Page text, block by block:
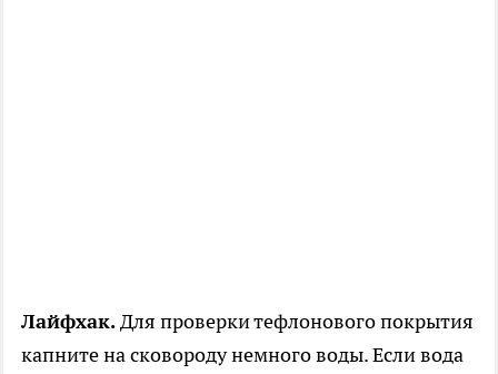
Лайфхак.Для проверки тефлонового покрытия
капните на сковороду немного воды. Если вода